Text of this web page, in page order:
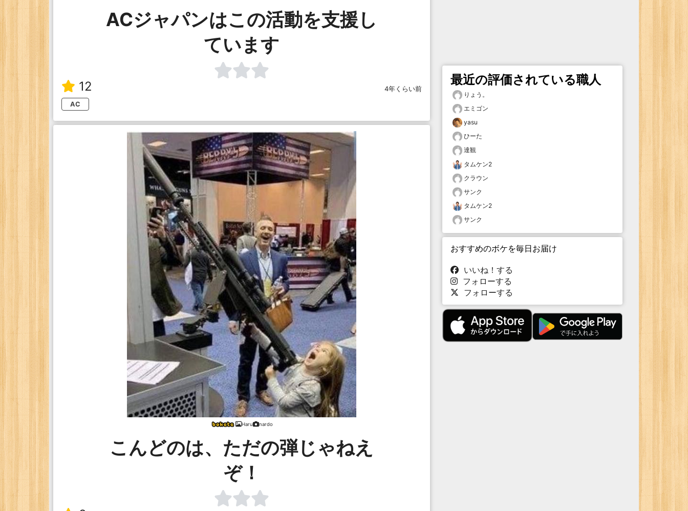
ACジャパンはこの活動を支援し
ています
12
4年くらい前
AC
Haru nardo
こんどのは、ただの弾じゃねえ
ぞ！
最近の評価されている職人
りょう。
エミゴン
yasu
ひーた
達観
タムケン2
クラウン
サンク
タムケン2
サンク
おすすめのボケを毎日お届け
いいね！する
フォローする
フォローする